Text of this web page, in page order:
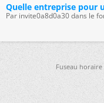
Quelle entreprise pour
Par invite0a8d0a30 dans le
Fuseau